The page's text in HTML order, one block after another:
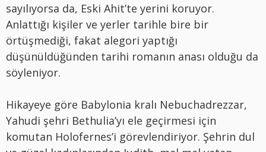
sayılıyorsa da, Eski Ahit’te yerini koruyor.
Anlattığı kişiler ve yerler tarihle bire bir
örtüşmediği, fakat alegori yaptığı
düşünüldüğünden tarihi romanın anası olduğu da
söyleniyor.
Hikayeye göre Babylonia kralı Nebuchadrezzar,
Yahudi şehri Bethulia’yı ele geçirmesi için
komutan Holofernes’i görevlendiriyor. Şehrin dul